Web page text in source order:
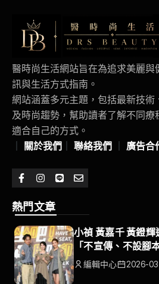
醫時尚生活網站旨在為追求美麗與
訊與生活方式指南。
網站涵蓋多元主題，包括最新技術
及時尚趨勢，幫助讀者了解不同療
適合自己的方式。
關於我們 聯絡我們 廣告合
熱門文章
小禎 黃嘉千 黃鐙
「不宣傳、不設腳本
編輯中心 2026-